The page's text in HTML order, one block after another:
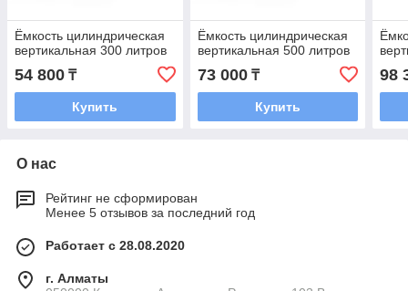
Ёмкость цилиндрическая
вертикальная 300 литров
54 800 ₸
Купить
Ёмкость цилиндрическая
вертикальная 500 литров
73 000₸
Купить
98
О нас
Рейтинг не сформирован
Менее 5 отзывов за последний год
Работает с 28.08.2020
г. Алматы